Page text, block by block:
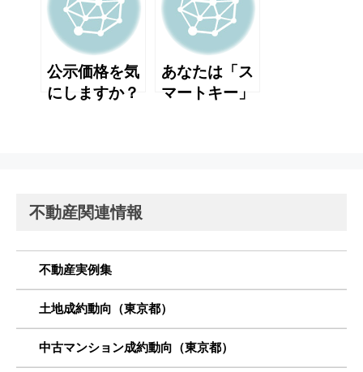
公示価格を気
にしますか？
あなたは「ス
マートキー」
不動産関連情報
不動産実例集
土地成約動向（東京都）
中古マンション成約動向（東京都）